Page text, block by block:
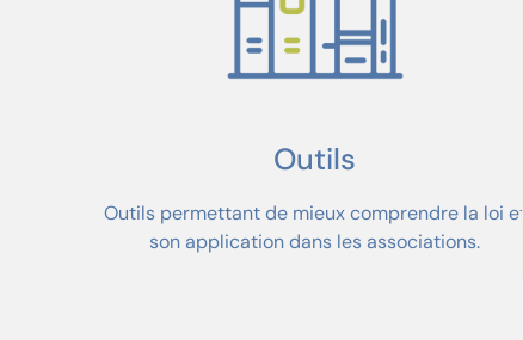
Outils
Outils permettant de mieux comprendre la loi et
son application dans les associations.